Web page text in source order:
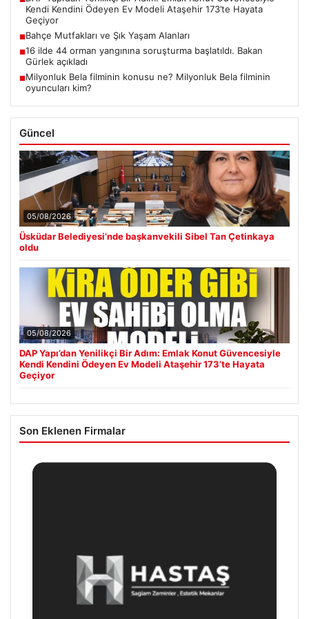
Kendi Kendini Ödeyen Ev Modeli Ataşehir 173’te Hayata
Geçiyor
■Bahçe Mutfakları ve Şık Yaşam Alanları
■16 ilde 44 orman yangınına soruşturma başlatıldı. Bakan
Gürlek açıkladı
■Milyonluk Bela filminin konusu ne? Milyonluk Bela filminin
oyuncuları kim?
Güncel
05/08/2026
Üsküdar Belediyesi’nde başkanvekili Sibel Tan Çetinkaya
oldu
05/08/2026
DAP Yapı’dan Yenilikçi Bir Adım: Emlak Konut Güvencesiyle
Kendi Kendini Ödeyen Ev Modeli Ataşehir 173’te Hayata
Geçiyor
Son Eklenen Firmalar